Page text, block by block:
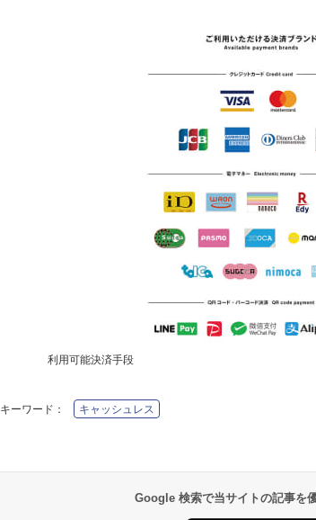
利用可能決済手段
キーワード： キャッシュレス
Google 検索で当サイトの記事を